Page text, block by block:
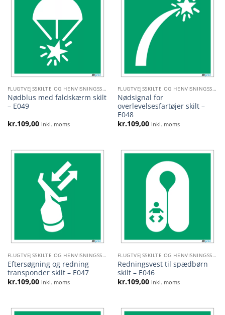
FLUGTVEJSSKILTE OG HENVISNINGSSKILTE
Nødblus med faldskærm skilt
– E049
kr.109,00 inkl. moms
FLUGTVEJSSKILTE OG HENVISNINGSSKILTE
Nødsignal for
overlevelsesfartøjer skilt –
E048
kr.109,00 inkl. moms
FLUGTVEJSSKILTE OG HENVISNINGSSKILTE
Eftersøgning og redning
transponder skilt – E047
kr.109,00 inkl. moms
FLUGTVEJSSKILTE OG HENVISNINGSSKILTE
Redningsvest til spædbørn
skilt – E046
kr.109,00 inkl. moms